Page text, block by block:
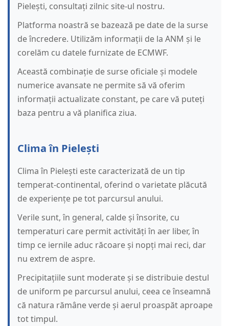
Pielești, consultați zilnic site-ul nostru.
Platforma noastră se bazează pe date de la surse
de încredere. Utilizăm informații de la ANM și le
corelăm cu datele furnizate de ECMWF.
Această combinație de surse oficiale și modele
numerice avansate ne permite să vă oferim
informații actualizate constant, pe care vă puteți
baza pentru a vă planifica ziua.
Clima în Pielești
Clima în Pielești este caracterizată de un tip
temperat-continental, oferind o varietate plăcută
de experiențe pe tot parcursul anului.
Verile sunt, în general, calde și însorite, cu
temperaturi care permit activități în aer liber, în
timp ce iernile aduc răcoare și nopți mai reci, dar
nu extrem de aspre.
Precipitațiile sunt moderate și se distribuie destul
de uniform pe parcursul anului, ceea ce înseamnă
că natura rămâne verde și aerul proaspăt aproape
tot timpul.